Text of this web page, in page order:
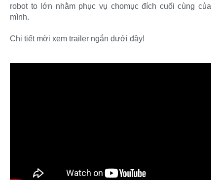
robot to lớn nhằm phục vụ chomục đích cuối cùng của
mình.
Chi tiết mời xem trailer ngắn dưới đây!